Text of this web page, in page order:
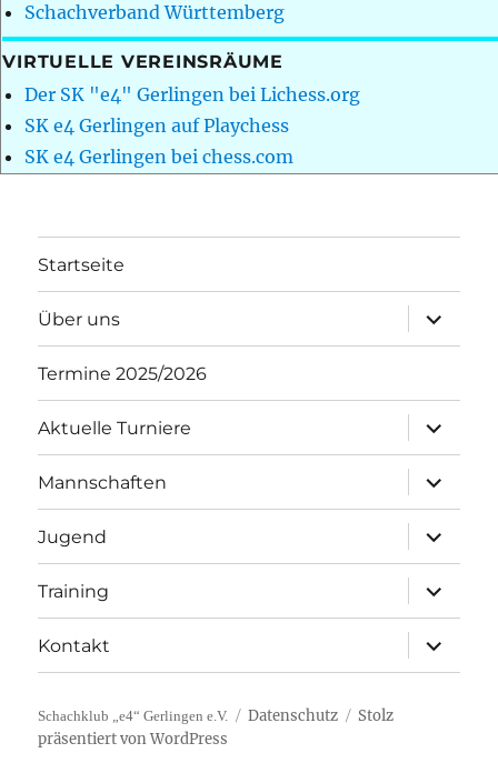
Schachverband Württemberg
VIRTUELLE VEREINSRÄUME
Der SK "e4" Gerlingen bei Lichess.org
SK e4 Gerlingen auf Playchess
SK e4 Gerlingen bei chess.com
Startseite
Über uns
öffnen
Termine 2025/2026
Aktuelle Turniere
öffnen
Mannschaften
öffnen
Jugend
öffnen
Training
öffnen
Kontakt
öffnen
Schachklub „e4“ Gerlingen e.V. Datenschutz
Stolz
präsentiert von WordPress